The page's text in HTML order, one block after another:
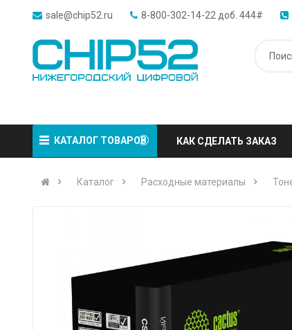
sale@chip52.ru 8-800-302-14-22 доб. 444#
КАТАЛОГ ТОВАРОВ КАК СДЕЛАТЬ ЗАКАЗ
Каталог Расходные материалы